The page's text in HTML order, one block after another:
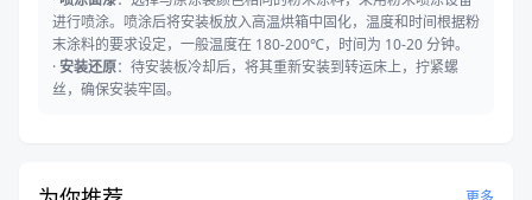
进行喷涂。喷涂后将安装板放入高温烘箱中固化，温度和时间根据粉
末涂料的要求设定，一般温度在 180-200℃，时间为 10-20 分钟。
·安装还原：待安装板冷却后，将其重新安装到转运床上，拧紧螺
丝，确保安装牢固。